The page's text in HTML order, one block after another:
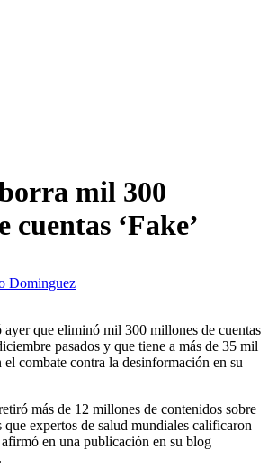
mil 300
cuentas ‘Fake’
Dominguez
que eliminó mil 300 millones de cuentas
pasados y que tiene a más de 35 mil
el combate contra la desinformación en su
más de 12 millones de contenidos sobre
expertos de salud mundiales calificaron
en una publicación en su blog